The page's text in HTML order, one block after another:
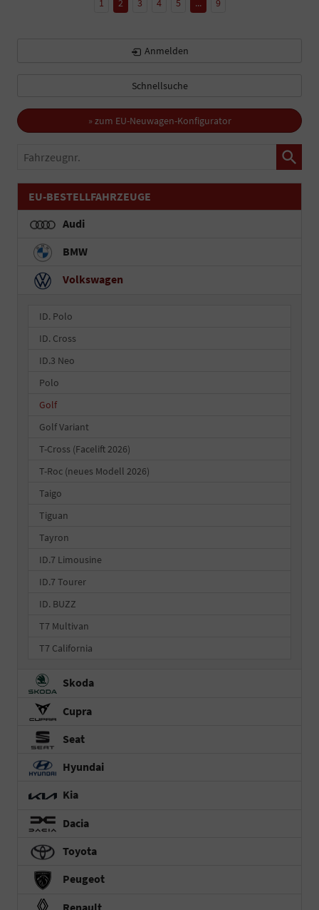
1 2 3 4 5 ... 9
Anmelden
Schnellsuche
» zum EU-Neuwagen-Konfigurator
Fahrzeugnr.
EU-BESTELLFAHRZEUGE
Audi
BMW
Volkswagen
ID. Polo
ID. Cross
ID.3 Neo
Polo
Golf
Golf Variant
T-Cross (Facelift 2026)
T-Roc (neues Modell 2026)
Taigo
Tiguan
Tayron
ID.7 Limousine
ID.7 Tourer
ID. BUZZ
T7 Multivan
T7 California
Skoda
Cupra
Seat
Hyundai
Kia
Dacia
Toyota
Peugeot
Renault